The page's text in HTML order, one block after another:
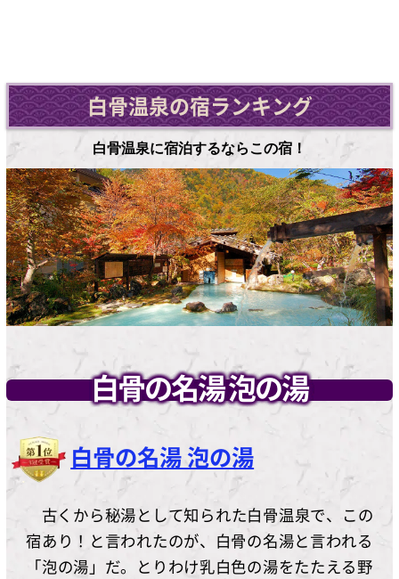
白骨温泉の宿ランキング
白骨温泉に宿泊するならこの宿！
白骨の名湯 泡の湯
白骨の名湯 泡の湯
古くから秘湯として知られた白骨温泉で、この
宿あり！と言われたのが、白骨の名湯と言われる
「泡の湯」だ。とりわけ乳白色の湯をたたえる野